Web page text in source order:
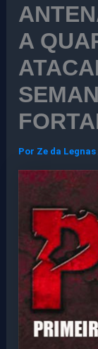
A
Por Ze da Legnas